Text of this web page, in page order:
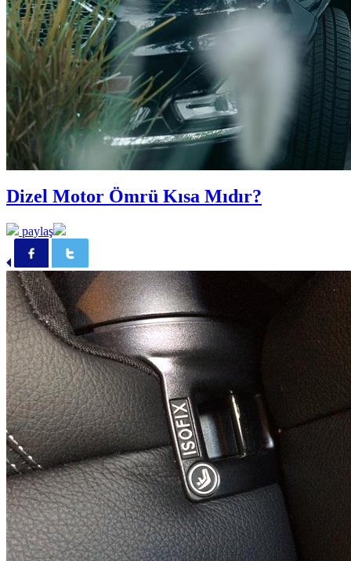
Dizel Motor Ömrü Kısa Mıdır?
paylaş